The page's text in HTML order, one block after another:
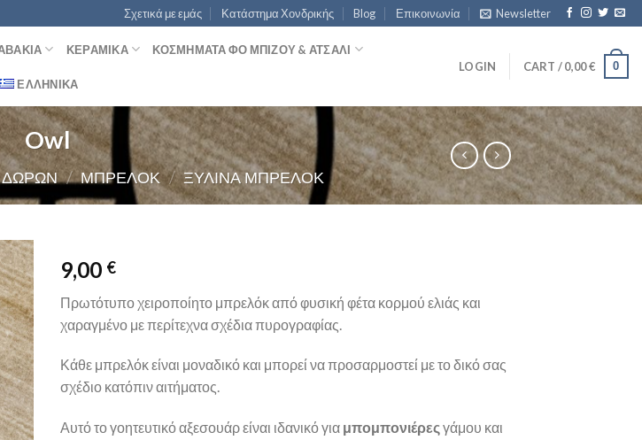
Σχετικά με εμάς Κατάστημα Χονδρικής Blog Επικοινωνία Newsletter
ΚΕΡΑΜΙΚΆ ΚΟΣΜΉΜΑΤΑ ΦΟ ΜΠΙΖΟΥ & ΑΤΣΆΛΙ
ΕΛΛΗΝΙΚΆ
LOGIN CART /0,00€ 0
Owl
ΔΏΡΩΝ / ΜΠΡΕΛΌΚ / ΞΎΛΙΝΑ ΜΠΡΕΛΌΚ
9,00 €
Πρωτότυπο χειροποίητο μπρελόκ από φυσική φέτα κορμού ελιάς και
χαραγμένο με περίτεχνα σχέδια πυρογραφίας.
Κάθε μπρελόκ είναι μοναδικό και μπορεί να προσαρμοστεί με το δικό σας
σχέδιο κατόπιν αιτήματος.
Αυτό το γοητευτικό αξεσουάρ είναι ιδανικό για μπομπονιέρες γάμου και